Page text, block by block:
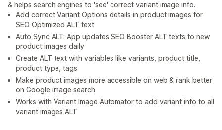
& helps search engines to 'see' correct variant image info.
Add correct Variant Options details in product images for
SEO Optimized ALT text
Auto Sync ALT: App updates SEO Booster ALT texts to new
product images daily
Create ALT text with variables like variants, product title,
product type, tags
Make product images more accessible on web & rank better
on Google image search
Works with Variant Image Automator to add variant info to all
variant images ALT